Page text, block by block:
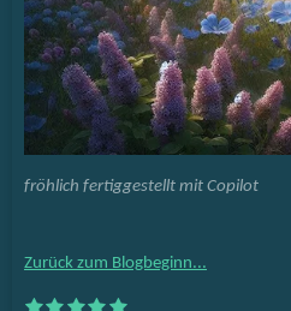
fröhlich fertiggestellt mit Copilot
Zurück zum Blogbeginn...
1 2 3 4 5 B